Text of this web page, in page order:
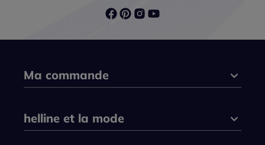
Ma commande
helline et la mode